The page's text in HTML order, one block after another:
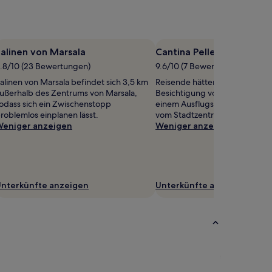
von Marsala
10 (23 Bewertungen)
von Marsala befindet sich 3,5 km
des Zentrums von Marsala,
sich ein Zwischenstopp
einplanen lässt.
anzeigen
anzeigen
Cantina Pellegrino
9.6/10 (7 Bewertungen)
Reisende hätten bestimmt
Besichtigung von Cantina
einem Ausflugsziel in 0,8 km
vom Stadtzentrum von
Weniger anzeigen
Unterkünfte anzeigen